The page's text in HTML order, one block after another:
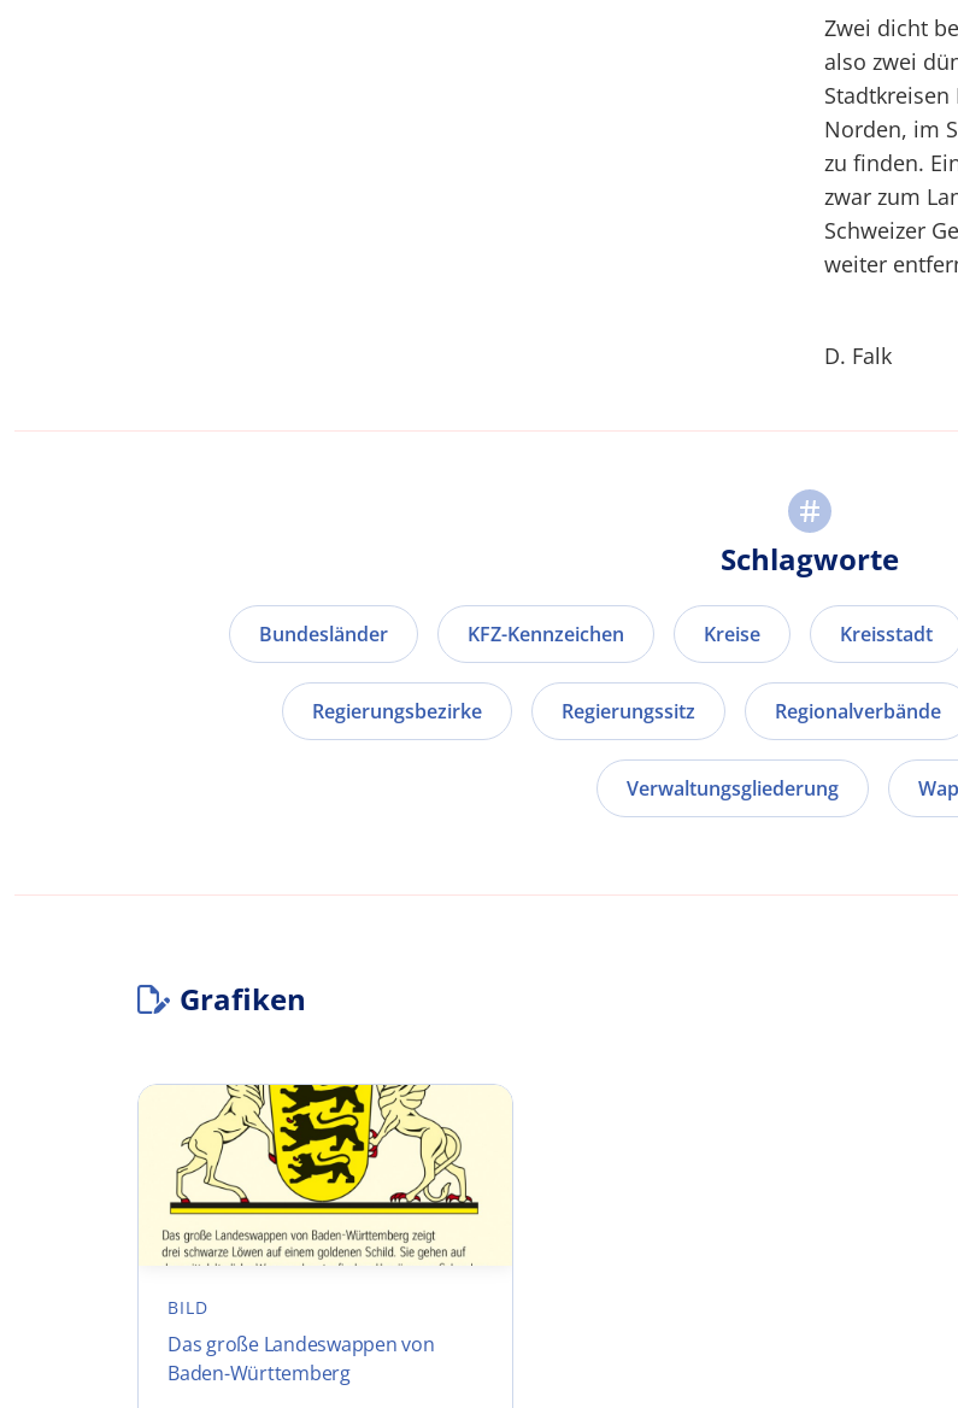
Zwei dicht
also zwei
Norden, im
zu finden.
zwar zum
Schweizer
weiter
D. Falk
Schlagworte
Bundesländer KFZ-Kennzeichen Kreise Kreisstadt
Regierungsbezirke Regierungssitz Regionalverbände
Verwaltungsgliederung
Grafiken
BILD
Das große Landeswappen von
Baden-Württemberg